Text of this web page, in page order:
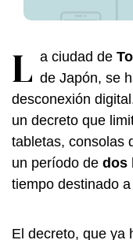
L a ciudad de
de Japón, se
desconexión
un decreto que
tabletas, consolas
un período de dos
tiempo destinado
El decreto, que ya